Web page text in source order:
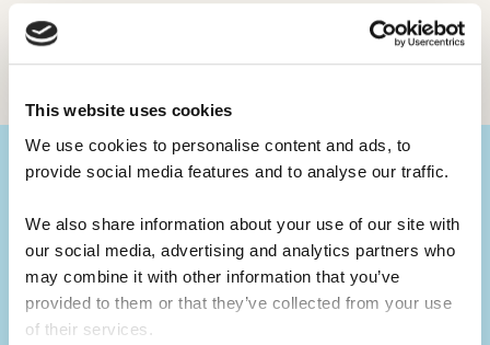
This website uses cookies
We use cookies to personalise content and ads, to
provide social media features and to analyse our traffic.
We also share information about your use of our site with
our social media, advertising and analytics partners who
may combine it with other information that you’ve
provided to them or that they’ve collected from your use
of their services.
Zadbaj o swój rozwój.
Wartościowy wpis do CV.
Udział w programie wymiany kulturowej to
cenny dodatek do Twojego CV.